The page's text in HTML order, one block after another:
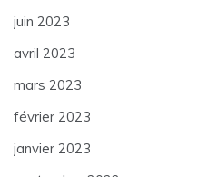
juin 2023
avril 2023
mars 2023
février 2023
janvier 2023